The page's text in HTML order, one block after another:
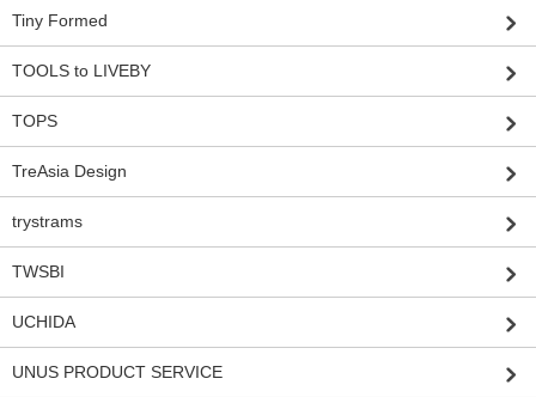
Tiny Formed
TOOLS to LIVEBY
TOPS
TreAsia Design
trystrams
TWSBI
UCHIDA
UNUS PRODUCT SERVICE